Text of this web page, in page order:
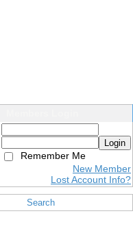
Login
Remember Me
New Member
Lost Account Info?
Search